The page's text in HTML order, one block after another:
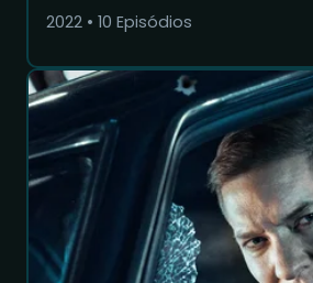
2022 • 10 Episódios